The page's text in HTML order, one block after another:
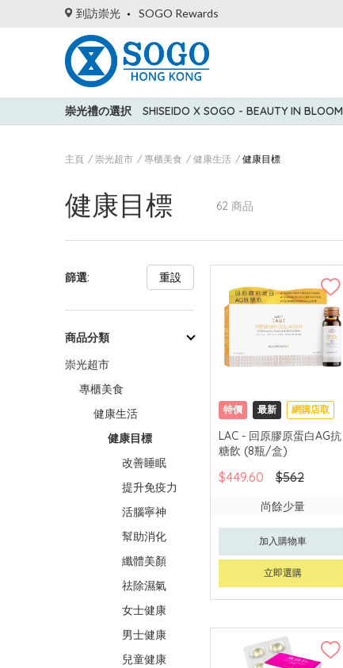
到訪崇光 SOGO Rewards
崇光禮の選択 SHISEIDO X SOGO - BEAUTY IN BLOOM
主頁 崇光超市 專櫃美食 健康生活 健康目標
健康目標 62 商品
篩選: 重設
商品分類
崇光超市
專櫃美食
健康生活
健康目標
改善睡眠
提升免疫力
活腦寧神
幫助消化
纖體美顏
祛除濕氣
女士健康
男士健康
兒童健康
特價 最新 網購店取
LAC - 回原膠原蛋白AG抗
糖飲 (8瓶/盒)
$449.60 $562
尚餘少量
加入購物車
立即選購